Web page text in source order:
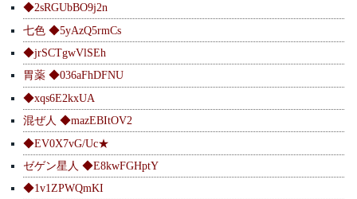
◆2sRGUbBO9j2n
七色 ◆5yAzQ5rmCs
◆jrSCTgwVlSEh
胃薬 ◆036aFhDFNU
◆xqs6E2kxUA
混ぜ人 ◆mazEBItOV2
◆EV0X7vG/Uc★
ゼゲン星人 ◆E8kwFGHptY
◆1v1ZPWQmKI